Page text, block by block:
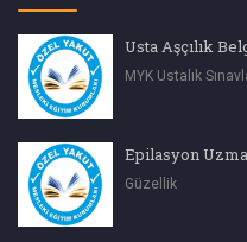
Usta Aşçılık
MYK Ustalık
Epilasyon
Güzellik